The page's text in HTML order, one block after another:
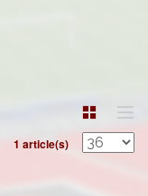
1 article(s)